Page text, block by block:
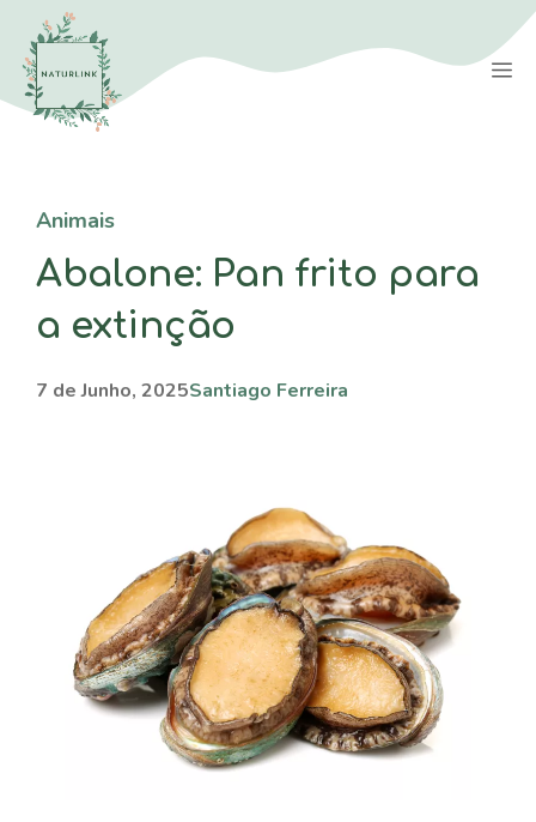
Saltar
para
conteúdo
Animais
Abalone: ​​Pan frito para
a extinção
7 de Junho, 2025Santiago Ferreira